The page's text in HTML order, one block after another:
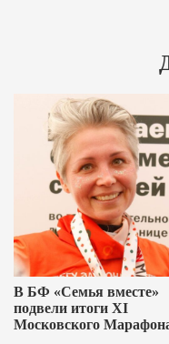
В БФ «Семья вместе»
подвели итоги XI
Московского